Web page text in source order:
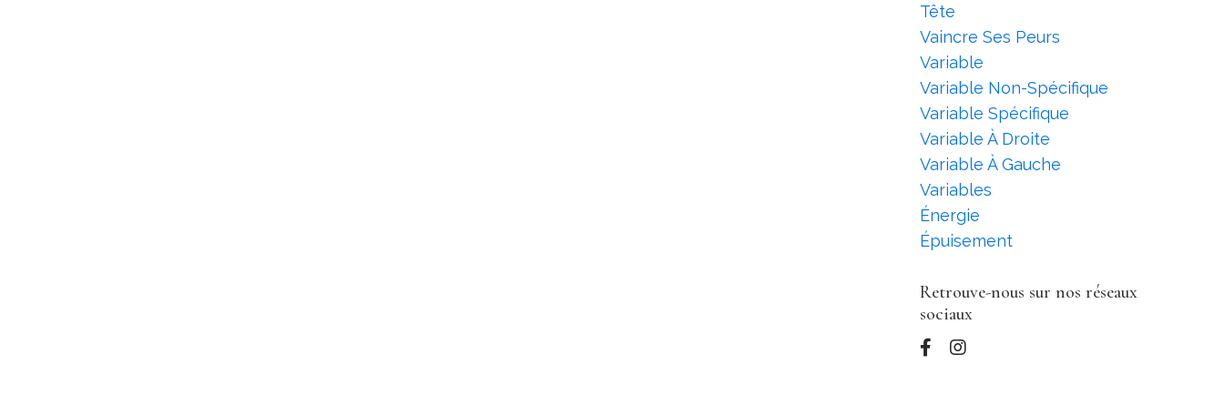
Tête
Vaincre Ses Peurs
Variable
Variable Non-Spécifique
Variable Spécifique
Variable À Droite
Variable À Gauche
Variables
Énergie
Épuisement
Retrouve-nous sur nos réseaux
sociaux